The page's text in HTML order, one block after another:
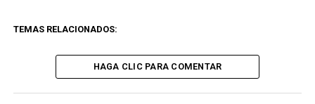
TEMAS RELACIONADOS:
HAGA CLIC PARA COMENTAR